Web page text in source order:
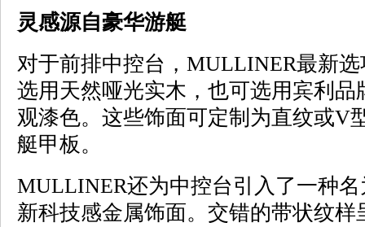
灵感源自豪华游艇
对于前排中控台，MULLINER最新
选用天然哑光实木，也可选用宾利品
观漆色。这些饰面可定制为直纹或V
艇甲板。
MULLINER还为中控台引入了一种名
新科技感金属饰面。交错的带状纹